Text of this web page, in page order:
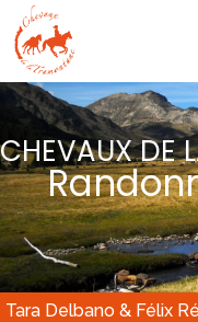
CHEVAUX DE
Tara Delbano & Félix